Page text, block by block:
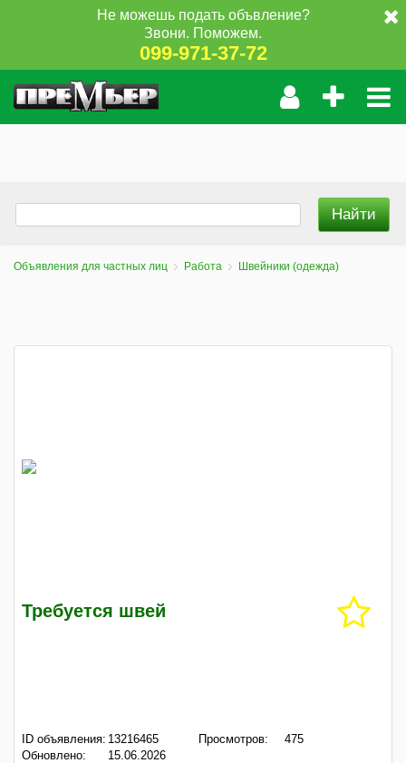
Не можешь подать объвление?
Звони. Поможем.
099-971-37-72
Объявления для частных лиц Работа Швейники (одежда)
Требуется швей
ID объявления: 13216465
Обновлено:
15.06.2026
Просмотров: 475